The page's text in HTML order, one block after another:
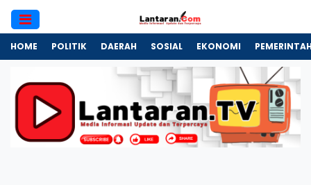
HOME POLITIK DAERAH SOSIAL EKONOMI